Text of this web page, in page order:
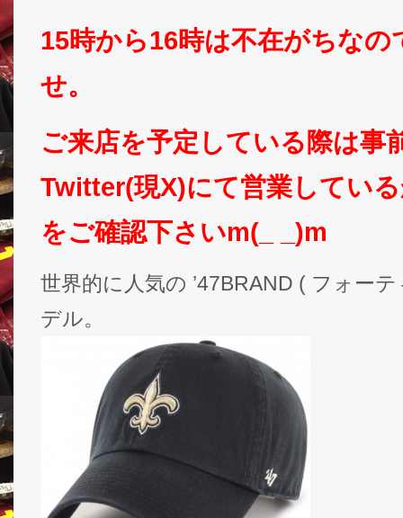
15時から16時は不在がちなの
せ。
ご来店を予定している際は事
Twitter(現X)にて営業してい
をご確認下さいm(_ _)m
世界的に人気の ’47BRAND ( フォー
デル。